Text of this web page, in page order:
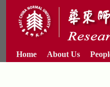
Home About Us